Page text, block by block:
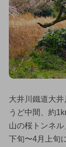
大井川鐵道大
うど中間、約
山の桜トンネ
下旬〜4月上旬